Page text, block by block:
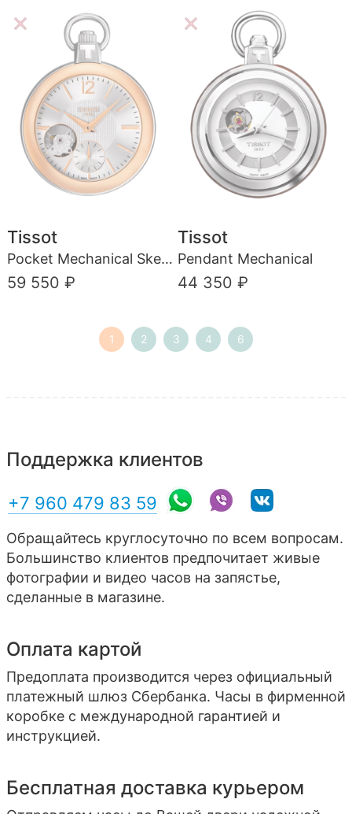
Tissot
Pocket Mechanical Skeleton
59 550 ₽
Tissot
Pendant Mechanical
44 350 ₽
1 2 3 4 6
Поддержка клиентов
+7 960 479 83 59
Обращайтесь круглосуточно по всем вопросам.
Большинство клиентов предпочитает живые
фотографии и видео часов на запястье,
сделанные в магазине.
Оплата картой
Предоплата производится через официальный
платежный шлюз Сбербанка. Часы в фирменной
коробке с международной гарантией и
инструкцией.
Бесплатная доставка курьером